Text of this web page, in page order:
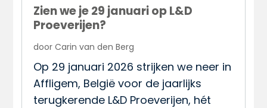
Zien we je 29 januari op L&D
Proeverijen?
door Carin van den Berg
Op 29 januari 2026 strijken we neer in
Affligem, België voor de jaarlijks
terugkerende L&D Proeverijen, hét